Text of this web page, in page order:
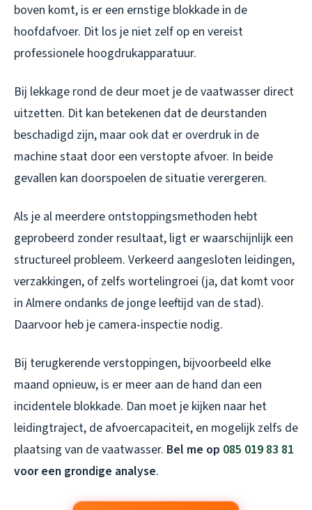
boven komt, is er een ernstige blokkade in de
hoofdafvoer. Dit los je niet zelf op en vereist
professionele hoogdrukapparatuur.
Bij lekkage rond de deur moet je de vaatwasser direct
uitzetten. Dit kan betekenen dat de deurstanden
beschadigd zijn, maar ook dat er overdruk in de
machine staat door een verstopte afvoer. In beide
gevallen kan doorspoelen de situatie verergeren.
Als je al meerdere ontstoppingsmethoden hebt
geprobeerd zonder resultaat, ligt er waarschijnlijk een
structureel probleem. Verkeerd aangesloten leidingen,
verzakkingen, of zelfs wortelingroei (ja, dat komt voor
in Almere ondanks de jonge leeftijd van de stad).
Daarvoor heb je camera-inspectie nodig.
Bij terugkerende verstoppingen, bijvoorbeeld elke
maand opnieuw, is er meer aan de hand dan een
incidentele blokkade. Dan moet je kijken naar het
leidingtraject, de afvoercapaciteit, en mogelijk zelfs de
plaatsing van de vaatwasser. Bel me op 085 019 83 81
voor een grondige analyse.